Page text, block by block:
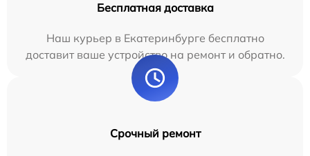
Бесплатная доставка
Наш курьер в Екатеринбурге бесплатно
доставит ваше устройство на ремонт и обратно.
Срочный ремонт